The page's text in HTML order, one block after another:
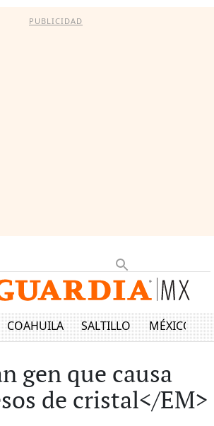
PUBLICIDAD
COAHUILA SALTILLO MÉXICO
gen que causa
de cristal</EM>